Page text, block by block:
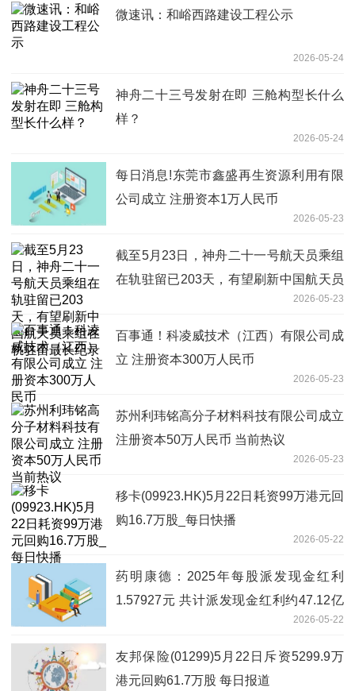
微速讯：和峪西路建设工程公示
2026-05-24
神舟二十三号发射在即 三舱构型长什么
样？
2026-05-24
每日消息!东莞市鑫盛再生资源利用有限
公司成立 注册资本1万人民币
2026-05-23
截至5月23日，神舟二十一号航天员乘组
在轨驻留已203天，有望刷新中国航天员
2026-05-23
百事通！科凌威技术（江西）有限公司成
立 注册资本300万人民币
2026-05-23
苏州利玮铭高分子材料科技有限公司成立
注册资本50万人民币 当前热议
2026-05-23
移卡(09923.HK)5月22日耗资99万港元回
购16.7万股_每日快播
2026-05-22
药明康德：2025年每股派发现金红利
1.57927元 共计派发现金红利约47.12亿
2026-05-22
友邦保险(01299)5月22日斥资5299.9万
港元回购61.7万股 每日报道